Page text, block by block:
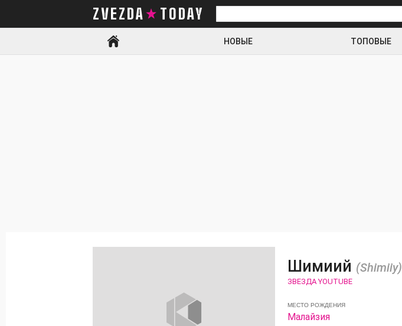
ZVEZDA TODAY
Искать
НОВЫЕ ТОПОВЫЕ
Шимиий (Shimiiy)
ЗВЕЗДА YOUTUBE
МЕСТО РОЖДЕНИЯ
Малайзия